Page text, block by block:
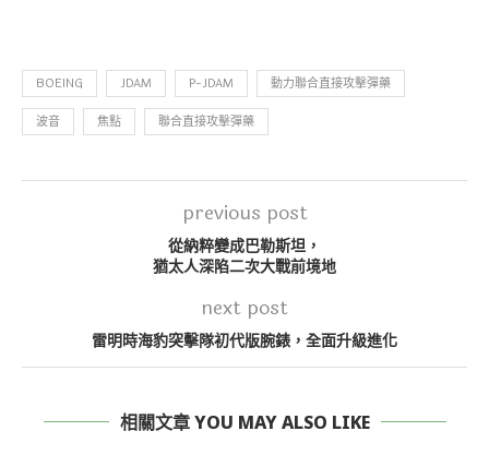
BOEING JDAM P-JDAM 動力聯合直接攻擊彈藥
波音 焦點 聯合直接攻擊彈藥
previous post
從納粹變成巴勒斯坦，
猶太人深陷二次大戰前境地
next post
雷明時海豹突擊隊初代版腕錶，全面升級進化
相關文章 YOU MAY ALSO LIKE